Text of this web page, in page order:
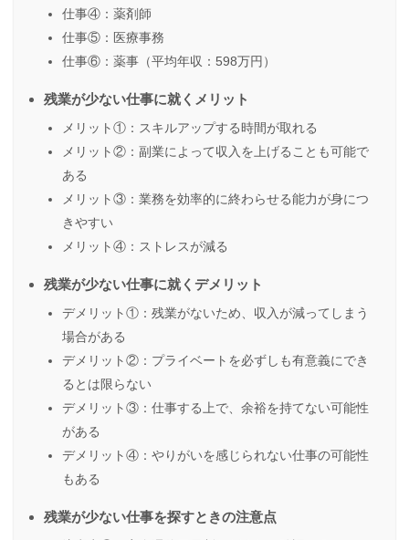
仕事④：薬剤師
仕事⑤：医療事務
仕事⑥：薬事（平均年収：598万円）
残業が少ない仕事に就くメリット
メリット①：スキルアップする時間が取れる
メリット②：副業によって収入を上げることも可能で
ある
メリット③：業務を効率的に終わらせる能力が身につ
きやすい
メリット④：ストレスが減る
残業が少ない仕事に就くデメリット
デメリット①：残業がないため、収入が減ってしまう
場合がある
デメリット②：プライベートを必ずしも有意義にでき
るとは限らない
デメリット③：仕事する上で、余裕を持てない可能性
がある
デメリット④：やりがいを感じられない仕事の可能性
もある
残業が少ない仕事を探すときの注意点